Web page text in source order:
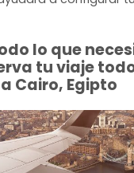
lo que
tu viaje
a Cairo, Egipto